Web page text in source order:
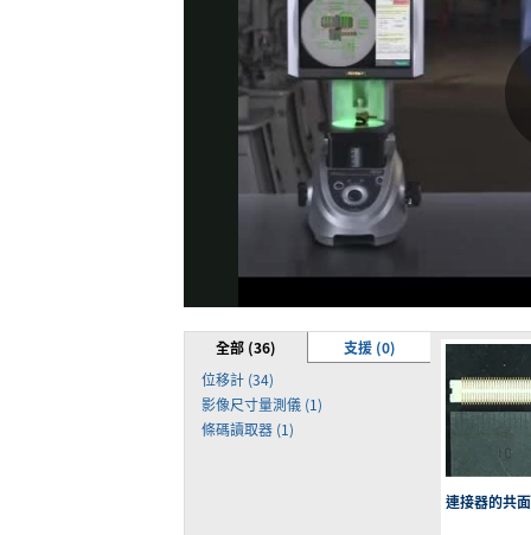
全部 (36)
支援 (0)
位移計 (34)
影像尺寸量測儀 (1)
條碼讀取器 (1)
連接器的共